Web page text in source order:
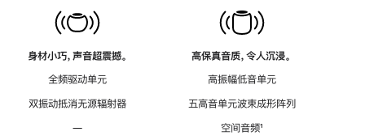
身材小巧，声音超震撼。
全频驱动单元
双振动抵消无源辐射器
—
高保真音质，令人沉浸。
高振幅低音单元
五高音单元波束成形阵列
空间音频脚
¹